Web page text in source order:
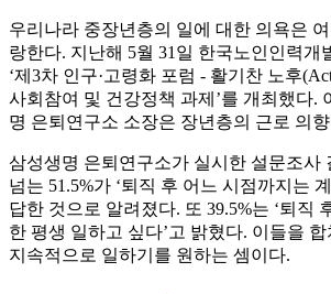
우리나라 중장년층의 일에 대한 의욕은
랑한다. 지난해 5월 31일 한국노인인력개
‘제3차 인구·고령화 포럼 - 활기찬 노후
사회참여 및 건강정책 과제’를 개최했다.
명 은퇴연구소 소장은 장년층의 근로 의
삼성생명 은퇴연구소가 실시한 설문조사
넘는 51.5%가 ‘퇴직 후 어느 시점까지는
답한 것으로 알려졌다. 또 39.5%는 ‘퇴직
한 평생 일하고 싶다’고 밝혔다. 이들을 합
지속적으로 일하기를 원하는 셈이다.